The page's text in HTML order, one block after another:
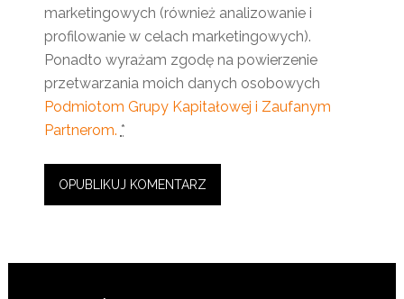
marketingowych (również analizowanie i
profilowanie w celach marketingowych).
Ponadto wyrażam zgodę na powierzenie
przetwarzania moich danych osobowych
Podmiotom Grupy Kapitałowej i Zaufanym
Partnerom. *